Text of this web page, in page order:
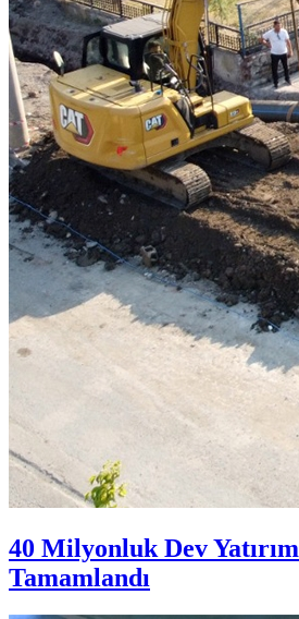
40 Milyonluk Dev
Tamamlandı